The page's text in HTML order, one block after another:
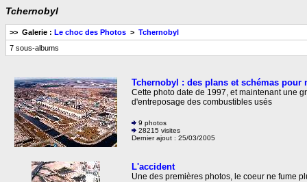
Tchernobyl
>> Galerie : Le choc des Photos > Tchernobyl
7 sous-albums
Tchernobyl : des plans et schémas pour
Cette photo date de 1997, et maintenant une
d'entreposage des combustibles usés
9 photos
28215 visites
Dernier ajout : 25/03/2005
L'accident
Une des premières photos, le coeur ne fume